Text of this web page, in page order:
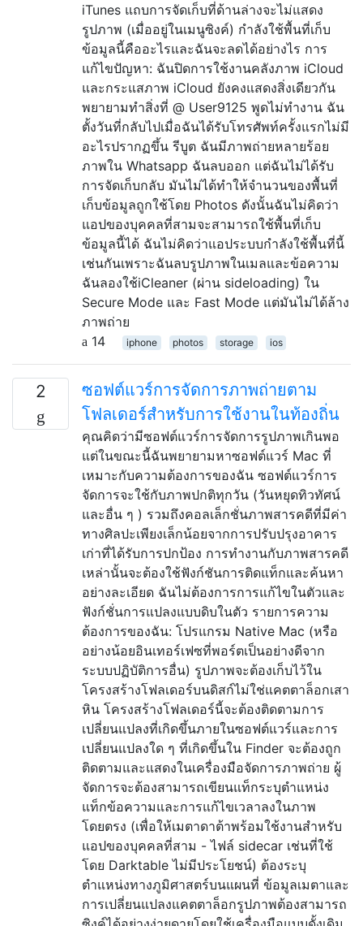
iTunes แถบการจัดเก็บที่ด้านล่างจะไม่แสดง
รูปภาพ (เมื่ออยู่ในเมนูซิงค์) กำลังใช้พื้นที่เก็บ
ข้อมูลนี้คืออะไรและฉันจะลดได้อย่างไร การ
แก้ไขปัญหา: ฉันปิดการใช้งานคลังภาพ iCloud
และกระแสภาพ iCloud ยังคงแสดงสิ่งเดียวกัน
พยายามทำสิ่งที่ @ User9125 พูดไม่ทำงาน ฉัน
ตั้งวันที่กลับไปเมื่อฉันได้รับโทรศัพท์ครั้งแรกไม่มี
อะไรปรากฏขึ้น รีบูต ฉันมีภาพถ่ายหลายร้อย
ภาพใน Whatsapp ฉันลบออก แต่ฉันไม่ได้รับ
การจัดเก็บกลับ มันไม่ได้ทำให้จำนวนของพื้นที่
เก็บข้อมูลถูกใช้โดย Photos ดังนั้นฉันไม่คิดว่า
แอปของบุคคลที่สามจะสามารถใช้พื้นที่เก็บ
ข้อมูลนี้ได้ ฉันไม่คิดว่าแอประบบกำลังใช้พื้นที่นี้
เช่นกันเพราะฉันลบรูปภาพในเมลและข้อความ
ฉันลองใช้iCleaner (ผ่าน sideloading) ใน
Secure Mode และ Fast Mode แต่มันไม่ได้ล้าง
ภาพถ่าย
14
iphone photos storage ios
2
ซอฟต์แวร์การจัดการภาพถ่ายตาม
โฟลเดอร์สำหรับการใช้งานในท้องถิ่น
คุณคิดว่ามีซอฟต์แวร์การจัดการรูปภาพเกินพอ
แต่ในขณะนี้ฉันพยายามหาซอฟต์แวร์ Mac ที่
เหมาะกับความต้องการของฉัน ซอฟต์แวร์การ
จัดการจะใช้กับภาพปกติทุกวัน (วันหยุดทิวทัศน์
และอื่น ๆ ) รวมถึงคอลเล็กชั่นภาพสารคดีที่มีค่า
ทางศิลปะเพียงเล็กน้อยจากการปรับปรุงอาคาร
เก่าที่ได้รับการปกป้อง การทำงานกับภาพสารคดี
เหล่านั้นจะต้องใช้ฟังก์ชันการติดแท็กและค้นหา
อย่างละเอียด ฉันไม่ต้องการการแก้ไขในตัวและ
ฟังก์ชั่นการแปลงแบบดิบในตัว รายการความ
ต้องการของฉัน: โปรแกรม Native Mac (หรือ
อย่างน้อยอินเทอร์เฟซที่พอร์ตเป็นอย่างดีจาก
ระบบปฏิบัติการอื่น) รูปภาพจะต้องเก็บไว้ใน
โครงสร้างโฟลเดอร์บนดิสก์ไม่ใช่แคตตาล็อกเสา
หิน โครงสร้างโฟลเดอร์นี้จะต้องติดตามการ
เปลี่ยนแปลงที่เกิดขึ้นภายในซอฟต์แวร์และการ
เปลี่ยนแปลงใด ๆ ที่เกิดขึ้นใน Finder จะต้องถูก
ติดตามและแสดงในเครื่องมือจัดการภาพถ่าย ผู้
จัดการจะต้องสามารถเขียนแท็กระบุตำแหน่ง
แท็กข้อความและการแก้ไขเวลาลงในภาพ
โดยตรง (เพื่อให้เมตาดาต้าพร้อมใช้งานสำหรับ
แอปของบุคคลที่สาม - ไฟล์ sidecar เช่นที่ใช้
โดย Darktable ไม่มีประโยชน์) ต้องระบุ
ตำแหน่งทางภูมิศาสตร์บนแผนที่ ข้อมูลเมตาและ
การเปลี่ยนแปลงแคตตาล็อกรูปภาพต้องสามารถ